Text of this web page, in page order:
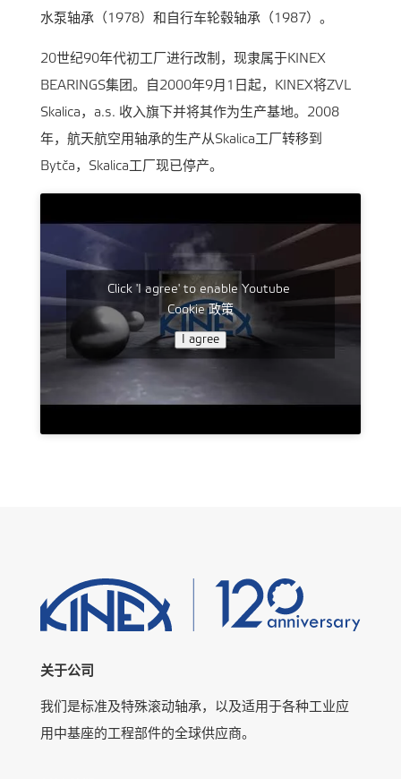
水泵轴承（1978）和自行车轮毂轴承（1987）。
20世纪90年代初工厂进行改制，现隶属于KINEX
BEARINGS集团。自2000年9月1日起，KINEX将ZVL
Skalica，a.s. 收入旗下并将其作为生产基地。2008
年，航天航空用轴承的生产从Skalica工厂转移到
Bytča，Skalica工厂现已停产。
Click 'I agree' to enable Youtube
Cookie 政策
I agree
关于公司
我们是标准及特殊滚动轴承，以及适用于各种工业应
用中基座的工程部件的全球供应商。